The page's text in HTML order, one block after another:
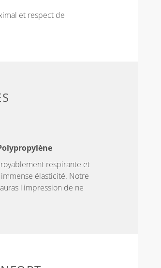
et respect de
respirante et
élasticité. Notre
l'impression de ne